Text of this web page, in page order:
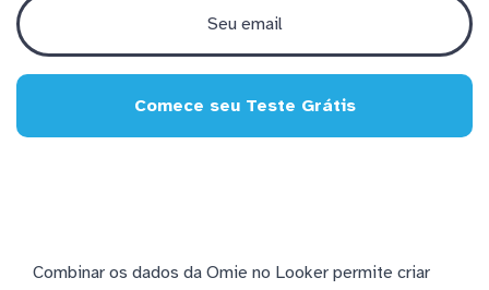
Comece seu Teste Grátis
Combinar os dados da Omie no Looker permite criar